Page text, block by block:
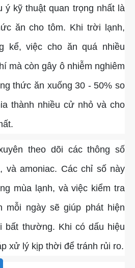
ý kỹ thuật quan trọng nhất là
ăn cho tôm. Khi trời lạnh,
kể, việc cho ăn quá nhiều
mà còn gây ô nhiễm nghiêm
thức ăn xuống 30 - 50% so
thành nhiều cử nhỏ và cho
theo dõi các thông số
và amoniac. Các chỉ số này
mùa lạnh, và việc kiểm tra
mỗi ngày sẽ giúp phát hiện
bất thường. Khi có dấu hiệu
xử lý kịp thời để tránh rủi ro.